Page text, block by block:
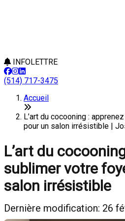
INFOLETTRE
(514) 717-3475
Accueil
L’art du cocooning :
pour un salon irrésistible |
L’art du
sublimer votre
salon irrésistible
Dernière modification: 26